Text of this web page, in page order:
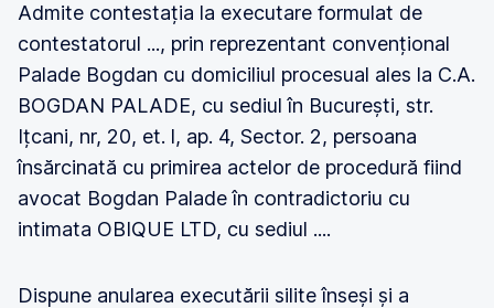
Admite contestația la executare formulat de
contestatorul ..., prin reprezentant convențional
Palade Bogdan cu domiciliul procesual ales la C.A.
BOGDAN PALADE, cu sediul în București, str.
Ițcani, nr, 20, et. l, ap. 4, Sector. 2, persoana
însărcinată cu primirea actelor de procedură fiind
avocat Bogdan Palade în contradictoriu cu
intimata OBIQUE LTD, cu sediul ....
Dispune anularea executării silite înseși și a